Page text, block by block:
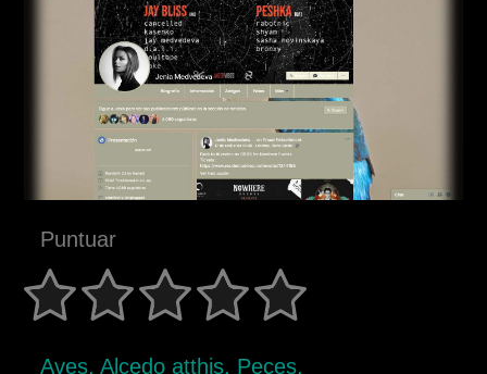
Puntuar
Aves, Alcedo atthis, Peces,